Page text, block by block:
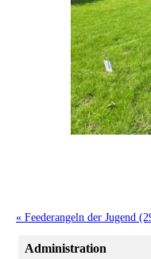
« Feederangeln der Jugend
Administration